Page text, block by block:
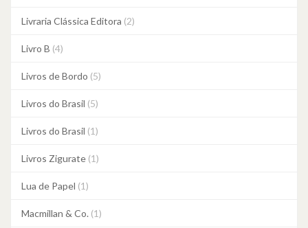
Livraria Clássica Editora (2)
Livro B (4)
Livros de Bordo (5)
Livros do Brasil (5)
Livros do Brasil (1)
Livros Zigurate (1)
Lua de Papel (1)
Macmillan & Co. (1)